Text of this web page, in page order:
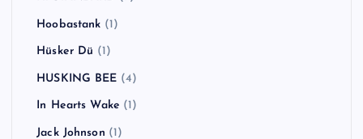
Hoobastank (1)
Hüsker Dü (1)
HUSKING BEE (4)
In Hearts Wake (1)
Jack Johnson (1)